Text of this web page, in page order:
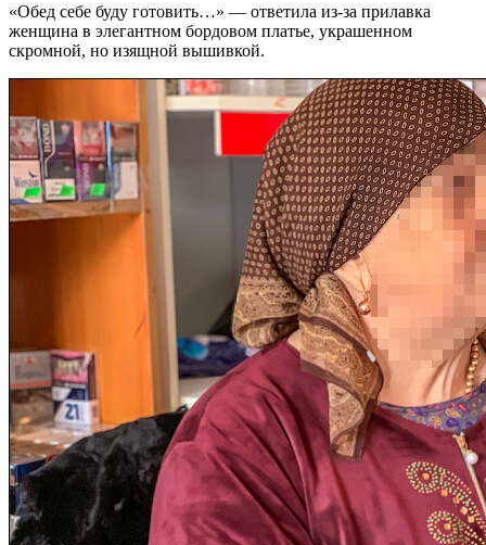
«Обед себе буду готовить…» — ответила из-за прилавка
женщина в элегантном бордовом платье, украшенном
скромной, но изящной вышивкой.